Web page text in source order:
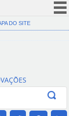
(COVID-19)
Canais
DO SITE